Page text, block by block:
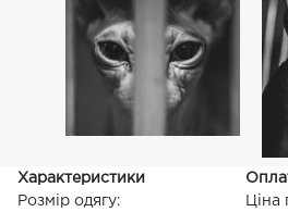
Характеристики
Розмір одягу: